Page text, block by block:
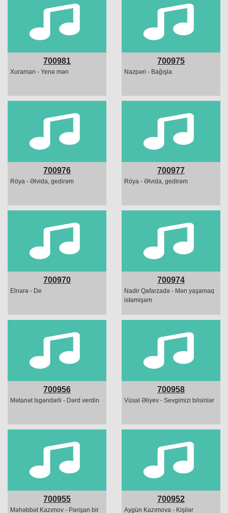
700981
Xuraman - Yenə mən
700975
Nazpəri - Bağışla
700976
Röya - Əlvida, gedirəm
700977
Röya - Əlvida, gedirəm
700970
Elnarə - De
700974
Nadir Qafarzadə - Mən yaşamaq
istəmişəm
700956
Mətanət Isgəndərli - Dərd verdin
700958
Vüsal Əliyev - Sevgimizi bilsinlər
700955
Məhəbbət Kazımov - Pərişan bir
700952
Aygün Kazımova - Kişilər